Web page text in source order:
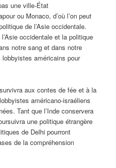
une ville-État
ou Monaco, d’où l’on peut
de l’Asie occidentale.
occidentale et la politique
notre sang et dans notre
lobbyistes américains pour
aux contes de fée et à la
américano-israéliens
Tant que l’Inde conservera
une politique étrangère
de Delhi pourront
de la compréhension